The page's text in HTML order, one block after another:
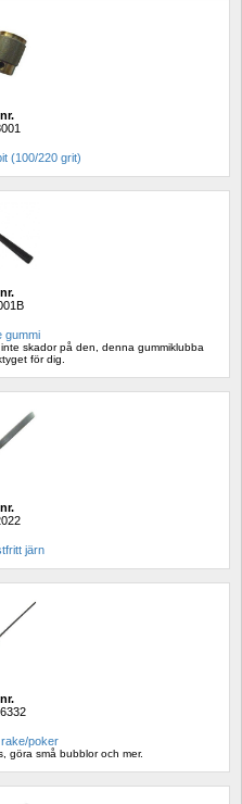
(100/220 grit)
gummi
skador på den, denna gummiklubba
för dig.
järn
poker
göra små bubblor och mer.